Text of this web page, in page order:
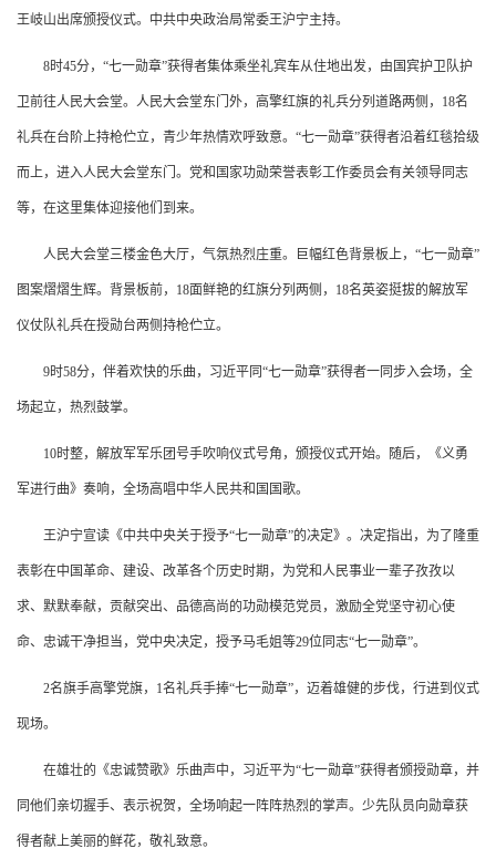
王岐山出席颁授仪式。中共中央政治局常委王沪宁主持。
8时45分，“七一勋章”获得者集体乘坐礼宾车从住地出发，由国宾护卫队护
卫前往人民大会堂。人民大会堂东门外，高擎红旗的礼兵分列道路两侧，18名
礼兵在台阶上持枪伫立，青少年热情欢呼致意。“七一勋章”获得者沿着红毯拾级
而上，进入人民大会堂东门。党和国家功勋荣誉表彰工作委员会有关领导同志
等，在这里集体迎接他们到来。
人民大会堂三楼金色大厅，气氛热烈庄重。巨幅红色背景板上，“七一勋章”
图案熠熠生辉。背景板前，18面鲜艳的红旗分列两侧，18名英姿挺拔的解放军
仪仗队礼兵在授勋台两侧持枪伫立。
9时58分，伴着欢快的乐曲，习近平同“七一勋章”获得者一同步入会场，全
场起立，热烈鼓掌。
10时整，解放军军乐团号手吹响仪式号角，颁授仪式开始。随后，《义勇
军进行曲》奏响，全场高唱中华人民共和国国歌。
王沪宁宣读《中共中央关于授予“七一勋章”的决定》。决定指出，为了隆重
表彰在中国革命、建设、改革各个历史时期，为党和人民事业一辈子孜孜以
求、默默奉献，贡献突出、品德高尚的功勋模范党员，激励全党坚守初心使
命、忠诚干净担当，党中央决定，授予马毛姐等29位同志“七一勋章”。
2名旗手高擎党旗，1名礼兵手捧“七一勋章”，迈着雄健的步伐，行进到仪式
现场。
在雄壮的《忠诚赞歌》乐曲声中，习近平为“七一勋章”获得者颁授勋章，并
同他们亲切握手、表示祝贺，全场响起一阵阵热烈的掌声。少先队员向勋章获
得者献上美丽的鲜花，敬礼致意。